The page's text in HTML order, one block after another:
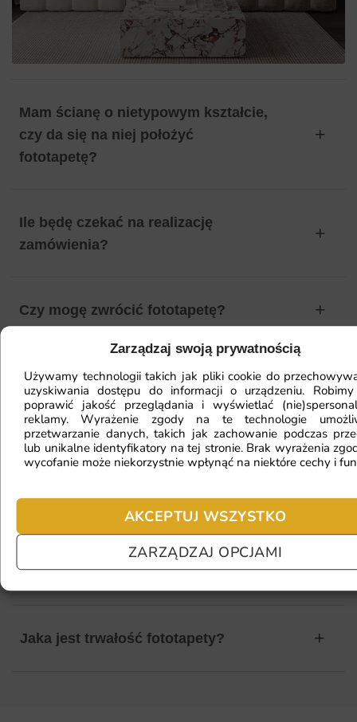
Zarządzaj swoją prywatnością
Używamy technologii takich jak pliki cookie do
uzyskiwania dostępu do informacji o urządzeniu.
poprawić jakość przeglądania i wyświetlać
reklamy. Wyrażenie zgody na te technologie
przetwarzanie danych, takich jak zachowanie podczas
lub unikalne identyfikatory na tej stronie. Brak wyrażenia
wycofanie może niekorzystnie wpłynąć na niektóre cechy i
AKCEPTUJ WSZYSTKO
ZARZĄDZAJ OPCJAMI
Mam ścianę o nietypowym kształcie,
czy da się na niej położyć
fototapetę?
Ile będę czekać na realizację
zamówienia?
Czy mogę zwrócić fototapetę?
Jak zamontować fototapetę? / Jak
przygotować ścianę?
Fototapeta ma inny kolor na telefonie
Jaki materiał wybrać?
Jaka jest trwałość fototapety?